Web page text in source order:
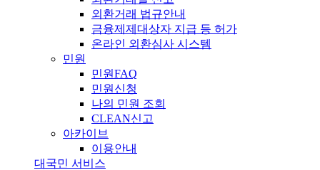
외환거래 법규안내
금융제제대상자 지급 등 허가
온라인 외환심사 시스템
민원
민원FAQ
민원신청
나의 민원 조회
CLEAN신고
아카이브
이용안내
대국민 서비스